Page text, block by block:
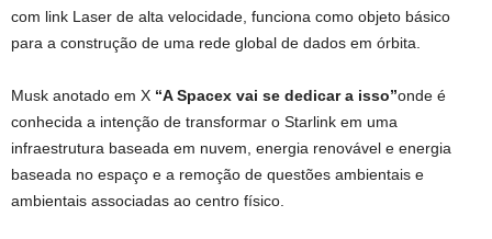
com link Laser de alta velocidade, funciona como objeto básico
para a construção de uma rede global de dados em órbita.
Musk anotado em X “A Spacex vai se dedicar a isso”onde é
conhecida a intenção de transformar o Starlink em uma
infraestrutura baseada em nuvem, energia renovável e energia
baseada no espaço e a remoção de questões ambientais e
ambientais associadas ao centro físico.